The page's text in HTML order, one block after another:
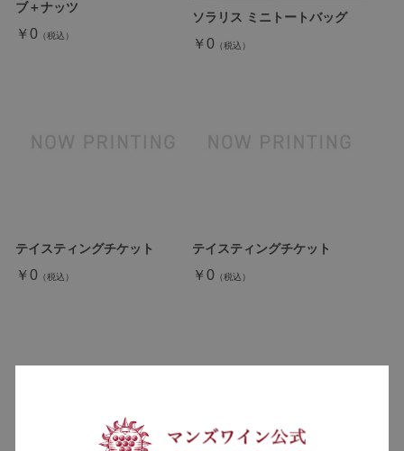
ブ＋ナッツ
￥0
ソラリス ミニトートバッグ
￥0
テイスティングチケット
￥0
テイスティングチケット
￥0